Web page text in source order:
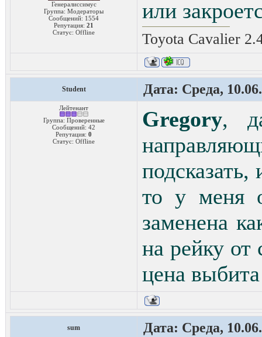
Генералиссимус
Группа: Модераторы
Сообщений: 1554
Репутация: 21
Статус: Offline
или
Toyota Cavalier
Student Дата: Среда,
Лейтенант
Группа: Проверенные
Сообщений: 42
Репутация: 0
Статус: Offline
Gregory,
то у меня
заменена
на рейку от
цена
sum Дата: Среда,